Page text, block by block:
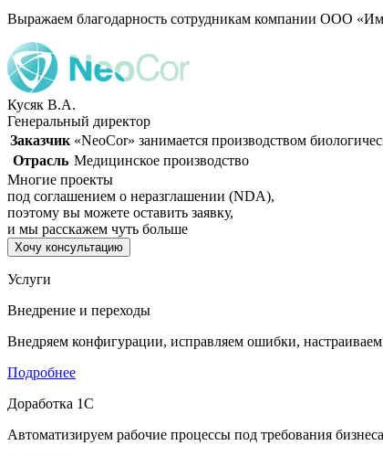
Выражаем благодарность сотрудникам компании ООО
Кусяк В.А.
Генеральный директор
Заказчик «NeoCor» занимается производством
Отрасль Медицинское производство
Многие проекты
под соглашением о неразглашении (NDA),
поэтому вы можете оставить заявку,
и мы расскажем чуть больше
Хочу консультацию
Услуги
Внедрение и переходы
Внедряем конфигурации, исправляем ошибки,
Подробнее
Доработка 1С
Автоматизируем рабочие процессы под требования бизнеса